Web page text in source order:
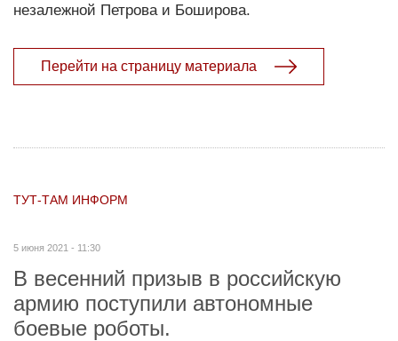
незалежной Петрова и Боширова.
Перейти на страницу материала
ТУТ-ТАМ ИНФОРМ
5 июня 2021 - 11:30
В весенний призыв в российскую
армию поступили автономные
боевые роботы.